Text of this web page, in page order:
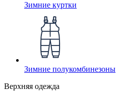
Зимние куртки
Зимние полукомбинезоны
Верхняя одежда